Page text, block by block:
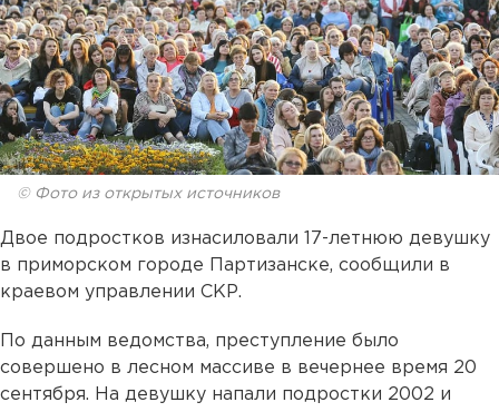
© Фото из открытых источников
Двое подростков изнасиловали 17-летнюю девушку
в приморском городе Партизанске, сообщили в
краевом управлении СКР.
По данным ведомства, преступление было
совершено в лесном массиве в вечернее время 20
сентября. На девушку напали подростки 2002 и